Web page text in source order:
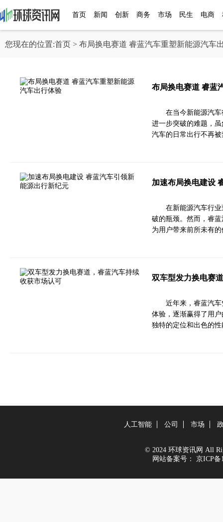
首页 新闻 创新 商务 市场 民生 电商
您现在的位置:首页 > 布局换电赛道 睿蓝汽车重塑新能源汽车
布局换电赛道 睿蓝
在当今新能源汽
进一步突破的难题，
汽车的日常出行不再
加速布局换电建设
在新能源汽车行
破的瓶颈。然而，睿
为用户带来前所未有
双车型发力换电赛
近年来，睿蓝汽
体验，逐渐赢得了用
独特的定位和出色的
人工智能 公司 市场
© 2024 环球资讯网 All
网站备案号：
京ICP备